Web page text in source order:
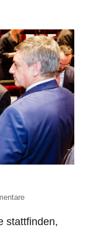
stattfinden,